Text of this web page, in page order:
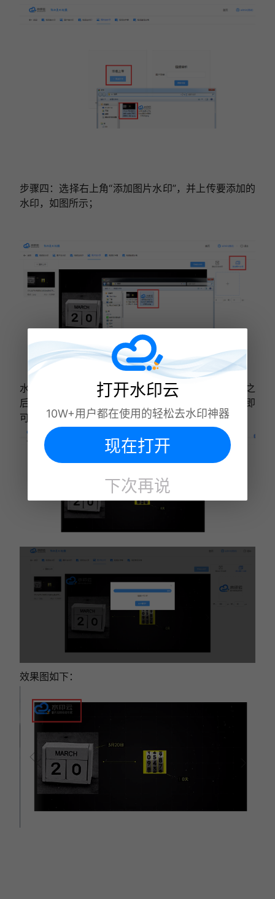
步骤四：选择右上角“添加图片水印”，并上传要添加的
水印，如图所示；
水印大小可以根据视觉效果来进行调节，调节好字号之
后点击“开始加水印”，
加好之后点击“下载文件”即
可保存到本地电脑。
效果图如下：
打开水印云
10W+用户都在使用的轻松去水印神器
现在打开
下次再说